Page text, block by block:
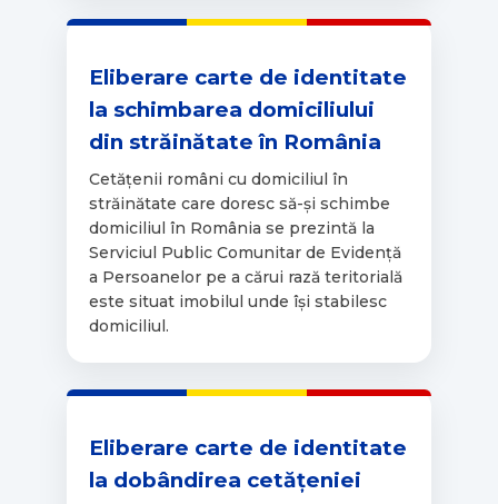
Eliberare carte de identitate
la schimbarea domiciliului
din străinătate în România
Cetățenii români cu domiciliul în
străinătate care doresc să-și schimbe
domiciliul în România se prezintă la
Serviciul Public Comunitar de Evidență
a Persoanelor pe a cărui rază teritorială
este situat imobilul unde își stabilesc
domiciliul.
Eliberare carte de identitate
la dobândirea cetățeniei